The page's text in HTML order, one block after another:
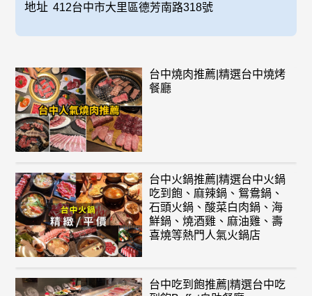
地址 412台中市大里區德芳南路318號
台中燒肉推薦|精選台中燒烤
餐廳
台中火鍋推薦|精選台中火鍋
吃到飽、麻辣鍋、鴛鴦鍋、
石頭火鍋、酸菜白肉鍋、海
鮮鍋、燒酒雞、麻油雞、壽
喜燒等熱門人氣火鍋店
台中吃到飽推薦|精選台中吃